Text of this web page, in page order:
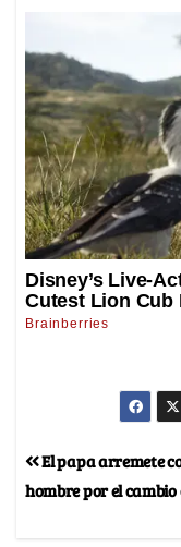
El papa arremete
hombre por el